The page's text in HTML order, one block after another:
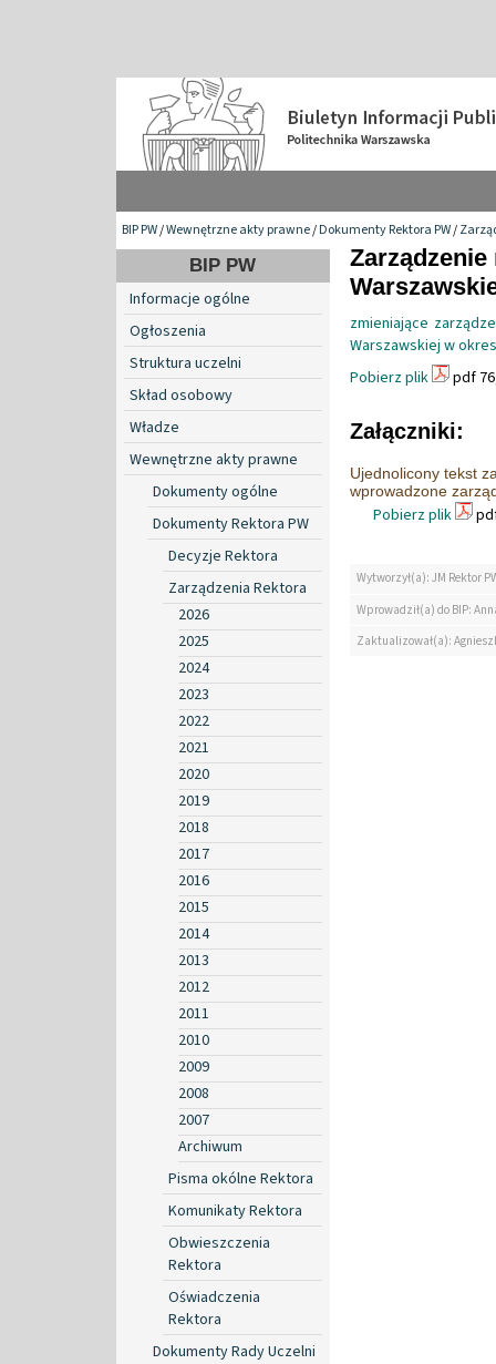
BIP PW/Wewnętrzne akty prawne/Dokumenty Rektora PW/
BIP PW
Informacje ogólne
Ogłoszenia
Struktura uczelni
Skład osobowy
Władze
Wewnętrzne akty prawne
Dokumenty ogólne
Dokumenty Rektora PW
Decyzje Rektora
Zarządzenia Rektora
2026
2025
2024
2023
2022
2021
2020
2019
2018
2017
2016
2015
2014
2013
2012
2011
2010
2009
2008
2007
Archiwum
Pisma okólne Rektora
Komunikaty Rektora
Obwieszczenia
Rektora
Oświadczenia
Rektora
Dokumenty Rady Uczelni
zmieniające
Warszawskiej w
Pobierz plik
pdf
Załączniki:
Ujednolicony tekst
wprowadzone
Pobierz plik
Wytworzył(a): JM Rektor
Wprowadził(a) do BIP:
Zaktualizował(a):